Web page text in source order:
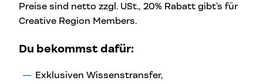
Preise sind netto zzgl. USt., 20% Rabatt gibt’s für
Creative Region Members.
Du bekommst dafür:
Exklusiven Wissenstransfer,